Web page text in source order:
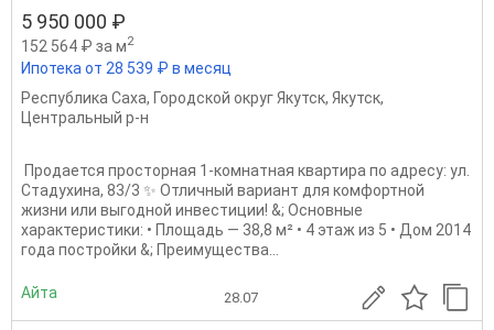
5 950 000 ₽
152 564 ₽ за м2
Ипотека от 28 539 ₽ в месяц
Республика Саха, Городской округ Якутск, Якутск,
Центральный р-н
Продается просторная 1-комнатная квартира по адресу: ул.
Стадухина, 83/3 ✨ Отличный вариант для комфортной
жизни или выгодной инвестиции! &; Основные
характеристики: • Площадь — 38,8 м² • 4 этаж из 5 • Дом 2014
года постройки &; Преимущества...
Айта 28.07